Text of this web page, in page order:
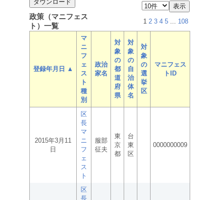
政策（マニフェス
ト）一覧
1 2 3 4 5 ... 108
登録年月日 ▲
マ
ニ
フ
ェ
ス
ト
種
別
政治
家名
対
象
の
都
道
府
県
対
象
の
自
治
体
名
対
象
の
選
挙
区
マニフェス
トID
2015年3月11
日
区
長
マ
ニ
フ
ェ
ス
ト
服部
征夫
東
京
都
台
東
区
0000000009
区
長